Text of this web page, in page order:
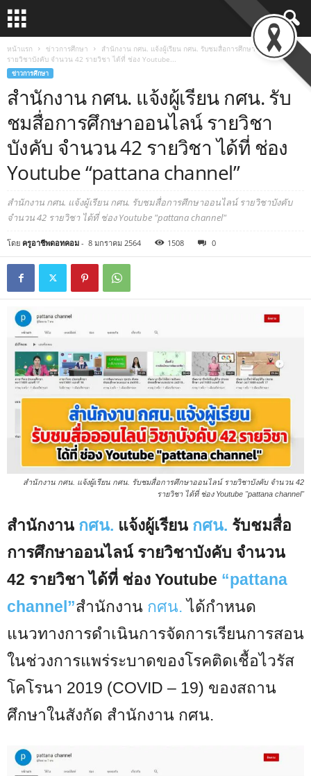
หน้าแรก ข่าวการศึกษา
สำนักงาน กศน. แจ้งผู้เรียน กศน. รับชมสื่อการศึกษาออนไลน์
รายวิชาบังคับ จำนวน 42 รายวิชา ได้ที่ ช่อง Youtube...
ข่าวการศึกษา
สำนักงาน กศน. แจ้งผู้เรียน กศน. รับ
ชมสื่อการศึกษาออนไลน์ รายวิชา
บังคับ จำนวน 42 รายวิชา ได้ที่ ช่อง
Youtube “pattana channel”
สำนักงาน กศน. แจ้งผู้เรียน กศน. รับชมสื่อการศึกษาออนไลน์ รายวิชาบังคับ
จำนวน 42 รายวิชา ได้ที่ ช่อง Youtube "pattana channel"
โดย ครูอาชีพดอทคอม - 8 มกราคม 2564 1508 0
สำนักงาน กศน. แจ้งผู้เรียน กศน. รับชมสื่อการศึกษาออนไลน์ รายวิชาบังคับ จำนวน 42
รายวิชา ได้ที่ ช่อง Youtube "pattana channel"
สำนักงาน กศน. แจ้งผู้เรียน กศน. รับชมสื่อ
การศึกษาออนไลน์ รายวิชาบังคับ จำนวน
42 รายวิชา ได้ที่ ช่อง Youtube “pattana
channel”สำนักงาน กศน. ได้กำหนด
แนวทางการดำเนินการจัดการเรียนการสอน
ในช่วงการแพร่ระบาดของโรคติดเชื้อไวรัส
โคโรนา 2019 (COVID – 19) ของสถาน
ศึกษาในสังกัด สำนักงาน กศน.